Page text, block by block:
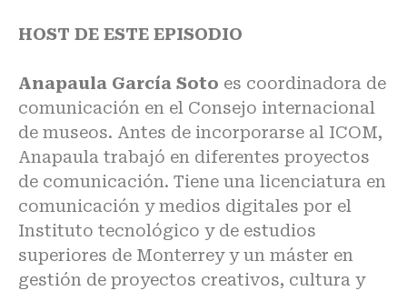
HOST DE ESTE EPISODIO
Anapaula García Soto es coordinadora de
comunicación en el Consejo internacional
de museos. Antes de incorporarse al ICOM,
Anapaula trabajó en diferentes proyectos
de comunicación. Tiene una licenciatura en
comunicación y medios digitales por el
Instituto tecnológico y de estudios
superiores de Monterrey y un máster en
gestión de proyectos creativos, cultura y